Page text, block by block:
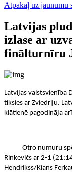
Atpakaļ uz jaunumu
Latvijas
izlase ar
finālturnīru
Latvijas valstsvienība
tiksies ar Zviedriju.
klātienē pagodināja
Otro numuru spēlē
Rinkevičs ar 2-1
Hendrikss/Kians